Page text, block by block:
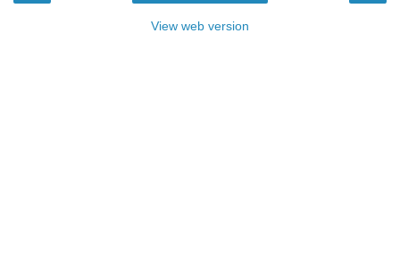
View web version